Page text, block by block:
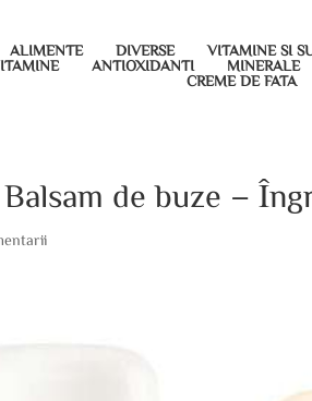
ALIMENTE DIVERSE VITAMINE SI
ANTIOXIDANTI MINERALE
CREME DE FATA
de buze –